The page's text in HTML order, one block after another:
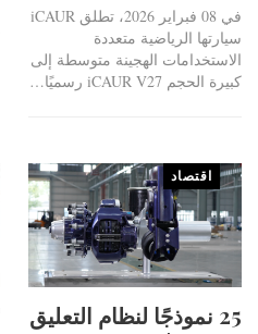
في 08 فبراير 2026، تطلق iCAUR
سيارتها الرياضية متعددة
الاستخدامات الهجينة متوسطة إلى
كبيرة الحجم iCAUR V27 رسميًا
…
اقتصاد
25 نموذجًا لنظام التعليق